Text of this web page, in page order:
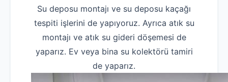
Su deposu montajı ve su deposu kaçağı
tespiti işlerini de yapıyoruz. Ayrıca atık su
montajı ve atık su gideri döşemesi de
yaparız. Ev veya bina su kolektörü tamiri
de yaparız.